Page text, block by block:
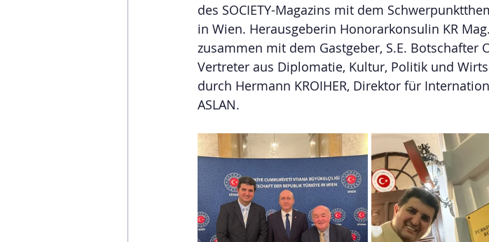
des SOCIETY-Magazins mit dem
in Wien. Herausgeberin Honorarkonsulin KR
zusammen mit dem Gastgeber, S.E. Botschafter
Vertreter aus Diplomatie, Kultur, Politik und
durch Hermann KROIHER, Direktor für
ASLAN.